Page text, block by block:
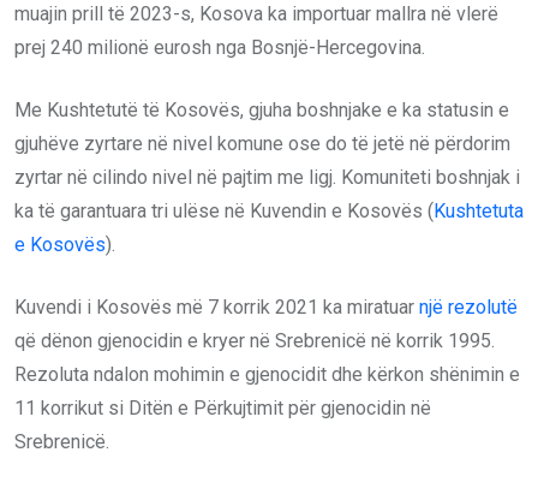
muajin prill të 2023-s, Kosova ka importuar mallra në vlerë
prej 240 milionë eurosh nga Bosnjë-Hercegovina.
Me Kushtetutë të Kosovës, gjuha boshnjake e ka statusin e
gjuhëve zyrtare në nivel komune ose do të jetë në përdorim
zyrtar në cilindo nivel në pajtim me ligj. Komuniteti boshnjak i
ka të garantuara tri ulëse në Kuvendin e Kosovës (Kushtetuta
e Kosovës).
Kuvendi i Kosovës më 7 korrik 2021 ka miratuar një rezolutë
që dënon gjenocidin e kryer në Srebrenicë në korrik 1995.
Rezoluta ndalon mohimin e gjenocidit dhe kërkon shënimin e
11 korrikut si Ditën e Përkujtimit për gjenocidin në
Srebrenicë.